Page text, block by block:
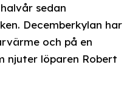
sedan
Decemberkylan har
och på en
njuter löparen Robert